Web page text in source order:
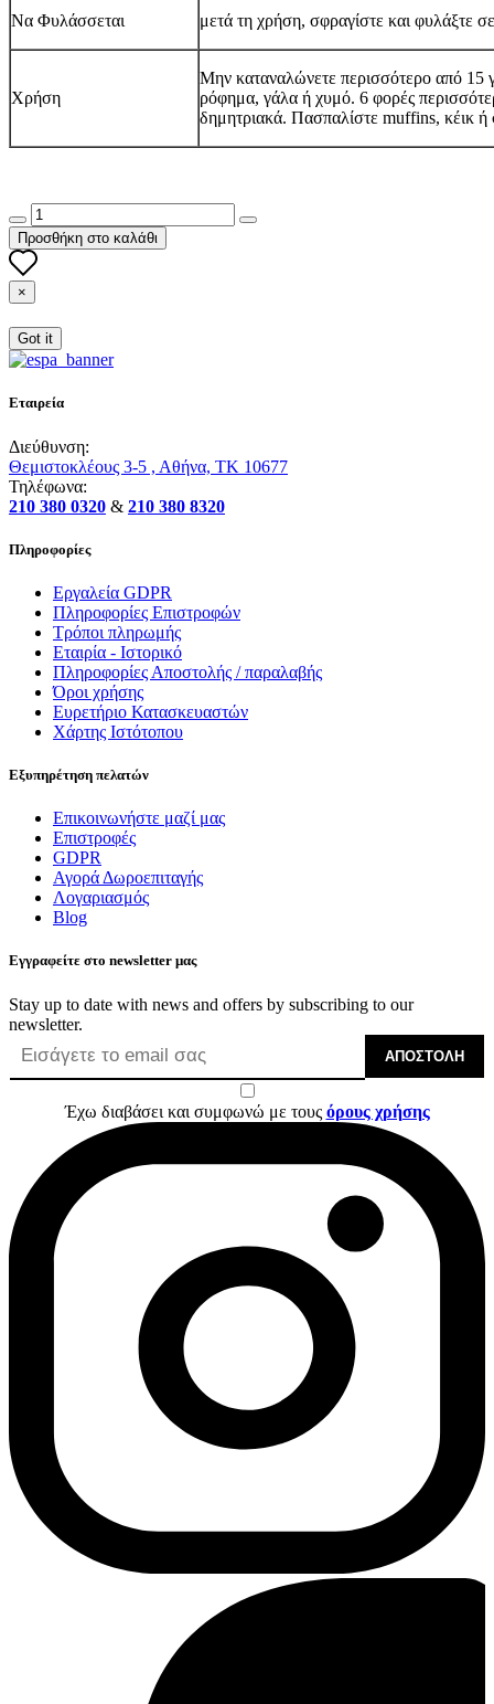
Να Φυλάσσεται μετά τη χρήση, σφραγίστε και φυλάξτε
Χρήση
Μην καταναλώνετε περισσότερο από
ρόφημα, γάλα ή χυμό. 6 φορές
δημητριακά. Πασπαλίστε muffins, κέικ ή
Προσθήκη στο καλάθι
×
Got it
Εταιρεία
Διεύθυνση:
Θεμιστοκλέους 3-5 , Αθήνα, ΤΚ 10677
Τηλέφωνα:
210 380 0320 & 210 380 8320
Πληροφορίες
Εργαλεία GDPR
Πληροφορίες Επιστροφών
Τρόποι πληρωμής
Εταιρία - Ιστορικό
Πληροφορίες Αποστολής / παραλαβής
Όροι χρήσης
Ευρετήριο Κατασκευαστών
Χάρτης Ιστότοπου
Εξυπηρέτηση πελατών
Επικοινωνήστε μαζί μας
Επιστροφές
GDPR
Αγορά Δωροεπιταγής
Λογαριασμός
Blog
Εγγραφείτε στο newsletter μας
Stay up to date with news and offers by subscribing to our
newsletter.
ΑΠΟΣΤΟΛΉ
Έχω διαβάσει και συμφωνώ με τους όρους χρήσης